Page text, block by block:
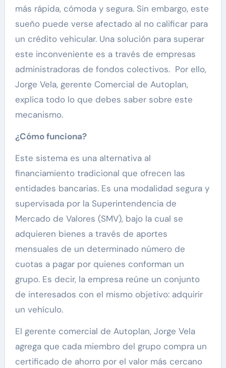
más rápida, cómoda y segura. Sin embargo, este
sueño puede verse afectado al no calificar para
un crédito vehicular. Una solución para superar
este inconveniente es a través de empresas
administradoras de fondos colectivos. Por ello,
Jorge Vela, gerente Comercial de Autoplan,
explica todo lo que debes saber sobre este
mecanismo.
¿Cómo funciona?
Este sistema es una alternativa al
financiamiento tradicional que ofrecen las
entidades bancarias. Es una modalidad segura y
supervisada por la Superintendencia de
Mercado de Valores (SMV), bajo la cual se
adquieren bienes a través de aportes
mensuales de un determinado número de
cuotas a pagar por quienes conforman un
grupo. Es decir, la empresa reúne un conjunto
de interesados con el mismo objetivo: adquirir
un vehículo.
El gerente comercial de Autoplan, Jorge Vela
agrega que cada miembro del grupo compra un
certificado de ahorro por el valor más cercano